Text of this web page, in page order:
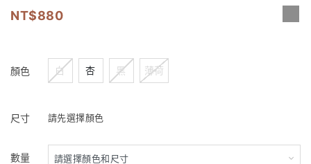
880
顏色 白 杏 黑 薄荷
尺寸 請先選擇顏色
數量